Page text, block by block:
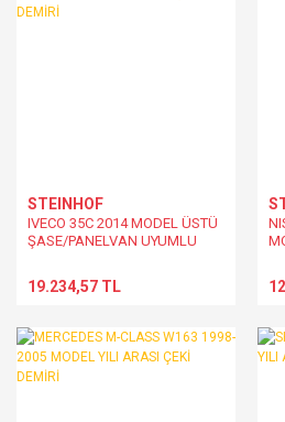
STEINHOF
IVECO 35C 2014 MODEL ÜSTÜ
ŞASE/PANELVAN UYUMLU
19.234,57 TL